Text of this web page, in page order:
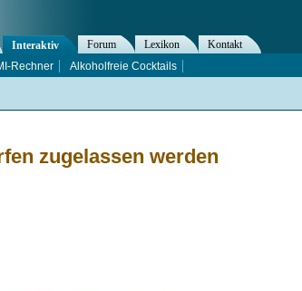
zugelassen werden
Interaktiv Forum Lexikon
Kontakt
Rechner Alkoholfreie Cocktails